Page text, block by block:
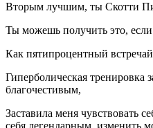
Вторым лучшим, ты Скотти
Ты можешь получить это,
Как пятипроцентный
Гиперболическая тренировка
благочестивым,
Заставила меня чувствовать